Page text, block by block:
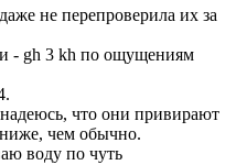
не перепроверила их за
- gh 3 kh по ощущениям
что они привирают
чем обычно.
воду по чуть